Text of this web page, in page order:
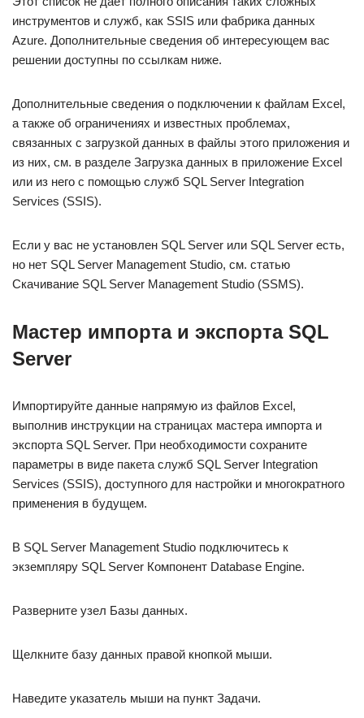
инструментов и служб, как SSIS или фабрика данных
Azure. Дополнительные сведения об интересующем вас
решении доступны по ссылкам ниже.
Дополнительные сведения о подключении к файлам Excel,
а также об ограничениях и известных проблемах,
связанных с загрузкой данных в файлы этого приложения и
из них, см. в разделе Загрузка данных в приложение Excel
или из него с помощью служб SQL Server Integration
Services (SSIS).
Если у вас не установлен SQL Server или SQL Server есть,
но нет SQL Server Management Studio, см. статью
Скачивание SQL Server Management Studio (SSMS).
Мастер импорта и экспорта SQL
Server
Импортируйте данные напрямую из файлов Excel,
выполнив инструкции на страницах мастера импорта и
экспорта SQL Server. При необходимости сохраните
параметры в виде пакета служб SQL Server Integration
Services (SSIS), доступного для настройки и многократного
применения в будущем.
В SQL Server Management Studio подключитесь к
экземпляру SQL Server Компонент Database Engine.
Разверните узел Базы данных.
Щелкните базу данных правой кнопкой мыши.
Наведите указатель мыши на пункт Задачи.